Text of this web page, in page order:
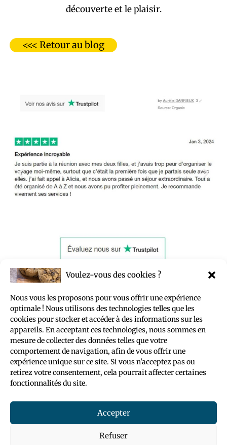
Voulez-vous des cookies ?
Nous vous les proposons pour vous offrir une expérience
optimale ! Nous utilisons des technologies telles que les
cookies pour stocker et accéder à des informations sur les
appareils. En acceptant ces technologies, nous sommes en
mesure de collecter des données telles que votre
comportement de navigation, afin de vous offrir une
expérience unique sur ce site. Si vous n'acceptez pas ou
retirez votre consentement, cela pourrait affecter certaines
fonctionnalités du site.
Accepter
Refuser
découverte et le plaisir.
<<< Retour au blog
POLITIQUE DE CONFIDENTIALITÉ
POLITIQUE DE COOKIES (UE)
MENTIONS LÉGALES
VOYAGE COMBINÉ